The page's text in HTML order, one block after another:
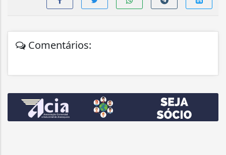
Comentários: